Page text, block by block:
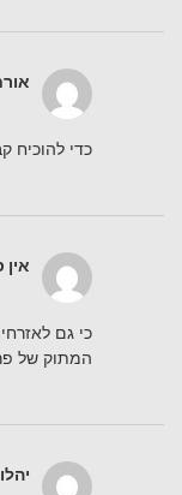
כדי להוכיח
כי גם
המתוק של